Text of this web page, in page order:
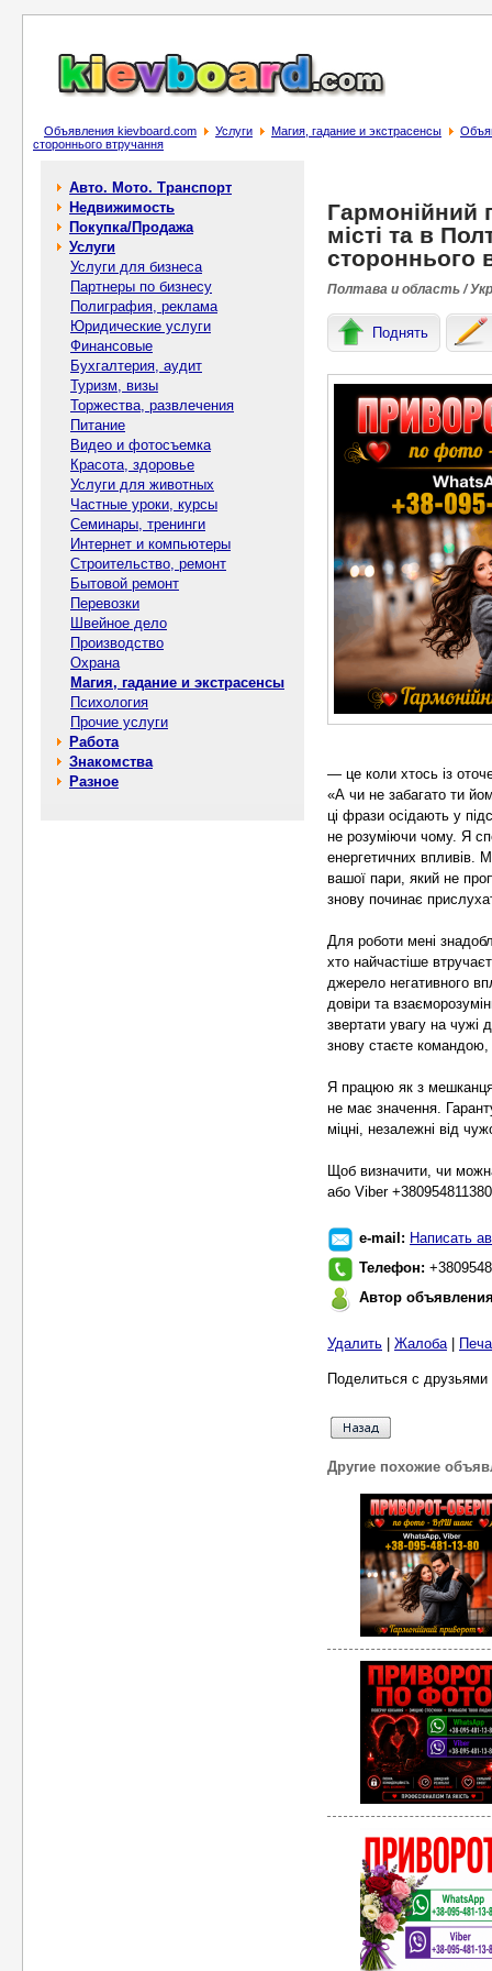
Объявления kievboard.com Услуги Магия, гадание и экстрасенсы
стороннього втручання
Авто. Мото. Транспорт
Недвижимость
Покупка/Продажа
Услуги
Услуги для бизнеса
Партнеры по бизнесу
Полиграфия, реклама
Юридические услуги
Финансовые
Бухгалтерия, аудит
Туризм, визы
Торжества, развлечения
Питание
Видео и фотосъемка
Красота, здоровье
Услуги для животных
Частные уроки, курсы
Семинары, тренинги
Интернет и компьютеры
Строительство, ремонт
Бытовой ремонт
Перевозки
Швейное дело
Производство
Охрана
Магия, гадание и экстрасенсы
Психология
Прочие услуги
Работа
Знакомства
Разное
Гармонійний
місті та в
стороннього
Полтава и область /
Поднять
— це коли хтось із
«А чи не забагато ти
ці фрази осідають у
не розуміючи чому. Я
енергетичних впливів.
вашої пари, який не
знову починає
Для роботи мені
хто найчастіше
джерело негативного
довіри та
звертати увагу на
знову стаєте
Я працюю як з
не має значення.
міцні, незалежні від
Щоб визначити, чи
або Viber +380954811380
e-mail: Написать
Телефон:
Автор
Удалить Жалоба|
Поделиться с
Другие похожие